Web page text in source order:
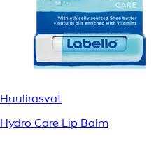
Huulirasvat
Hydro Care Lip Balm